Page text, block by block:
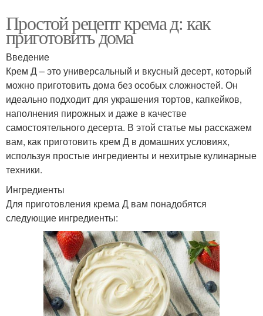
Простой рецепт крема д: как
приготовить дома
Введение
Крем Д – это универсальный и вкусный десерт, который
можно приготовить дома без особых сложностей. Он
идеально подходит для украшения тортов, капкейков,
наполнения пирожных и даже в качестве
самостоятельного десерта. В этой статье мы расскажем
вам, как приготовить крем Д в домашних условиях,
используя простые ингредиенты и нехитрые кулинарные
техники.
Ингредиенты
Для приготовления крема Д вам понадобятся
следующие ингредиенты: